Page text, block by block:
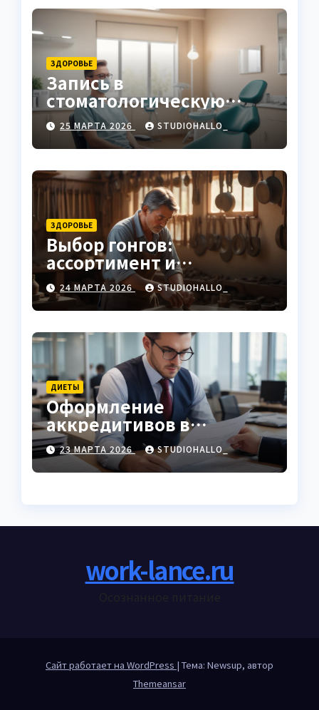
ЗДОРОВЬЕ
Запись в
стоматологическую
клинику
25 МАРТА 2026 STUDIOHALLO_
ЗДОРОВЬЕ
Выбор гонгов:
ассортимент и
характеристики
24 МАРТА 2026 STUDIOHALLO_
ДИЕТЫ
Оформление
аккредитивов в
международной
торговле
23 МАРТА 2026 STUDIOHALLO_
work-lance.ru
Сайт работает на WordPress | Тема: Newsup, автор
Themeansar